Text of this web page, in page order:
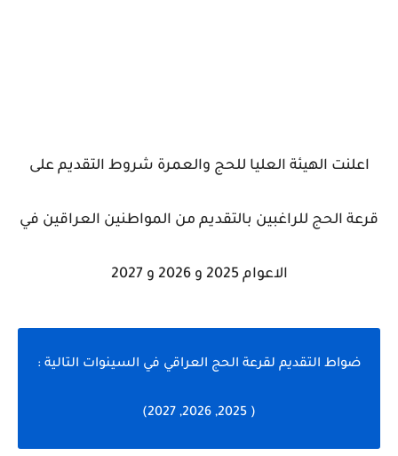
اعلنت الهيئة العليا للحج والعمرة شروط التقديم على
قرعة الحج للراغبين بالتقديم من المواطنين العراقين في
الاعوام 2025 و 2026 و 2027
ضواط التقديم لقرعة الحج العراقي في السينوات التالية :
( 2025, 2026, 2027)